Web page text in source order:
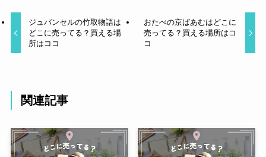
ジュバンセルの竹取物語は
どこに売ってる？買える場
所はココ
おたべの京ばあむはどこに
売ってる？買える場所はコ
コ
関連記事